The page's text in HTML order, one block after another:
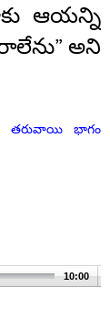
ఆయన్ని
అని
తరువాయి భాగం
10:00